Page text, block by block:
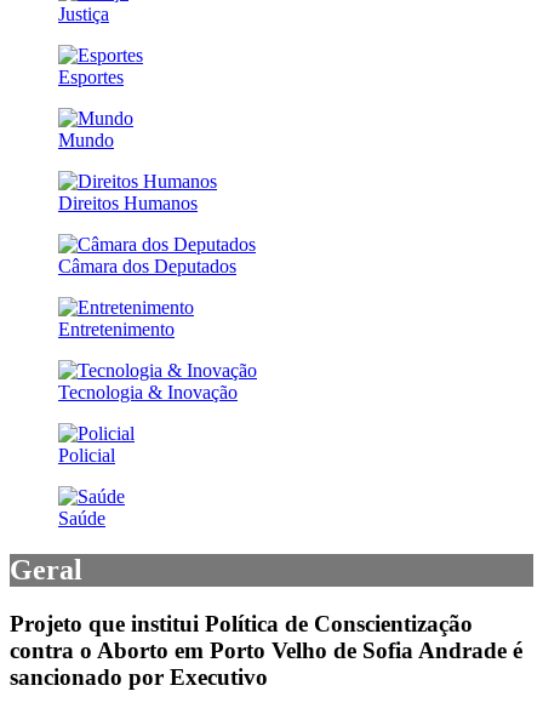
Justiça
Esportes
Mundo
Direitos Humanos
Câmara dos Deputados
Entretenimento
Tecnologia & Inovação
Policial
Saúde
Geral
Projeto que institui Política de Conscientização
contra o Aborto em Porto Velho de Sofia Andrade é
sancionado por Executivo